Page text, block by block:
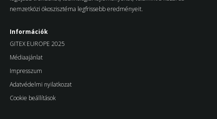
nemzetközi ökoszisztéma legfrissebb eredményeit.
Információk
GITEX EUROPE 2025
Médiaajánlat
Impresszum
Adatvédelmi nyilatkozat
Cookie beállítások